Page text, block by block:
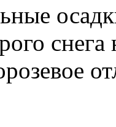
снега